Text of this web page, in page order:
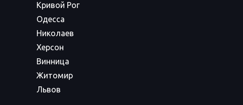
Кривой Рог
Одесса
Николаев
Херсон
Винница
Житомир
Львов